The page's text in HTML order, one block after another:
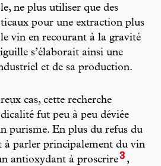
ne plus utiliser que des
pour une extraction plus
vin en recourant à la gravité
s’élaborait ainsi une
et de sa production.
cas, cette recherche
fut peu à peu déviée
purisme. En plus du refus du
à parler principalement du vin
antioxydant à proscrire3 ,